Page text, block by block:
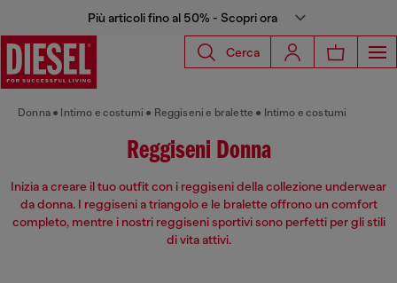
Più articoli fino al 50% - Scopri ora
Cerca
Donna Intimo e costumi Reggiseni e bralette Intimo e costumi
Reggiseni Donna
Inizia a creare il tuo outfit con i reggiseni della collezione underwear
da donna. I reggiseni a triangolo e le bralette offrono un comfort
completo, mentre i nostri reggiseni sportivi sono perfetti per gli stili
di vita attivi.